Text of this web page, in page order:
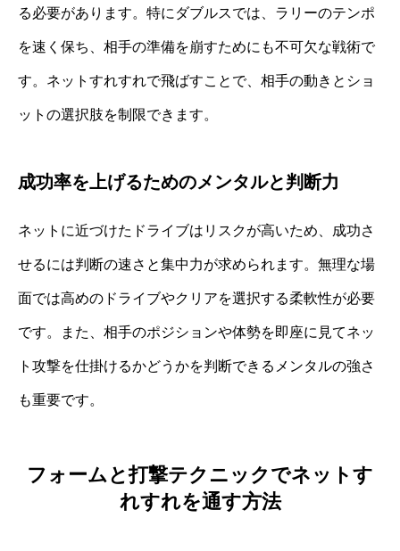
る必要があります。特にダブルスでは、ラリーのテンポ
を速く保ち、相手の準備を崩すためにも不可欠な戦術で
す。ネットすれすれで飛ばすことで、相手の動きとショ
ットの選択肢を制限できます。
成功率を上げるためのメンタルと判断力
ネットに近づけたドライブはリスクが高いため、成功さ
せるには判断の速さと集中力が求められます。無理な場
面では高めのドライブやクリアを選択する柔軟性が必要
です。また、相手のポジションや体勢を即座に見てネッ
ト攻撃を仕掛けるかどうかを判断できるメンタルの強さ
も重要です。
フォームと打撃テクニックでネットす
れすれを通す方法